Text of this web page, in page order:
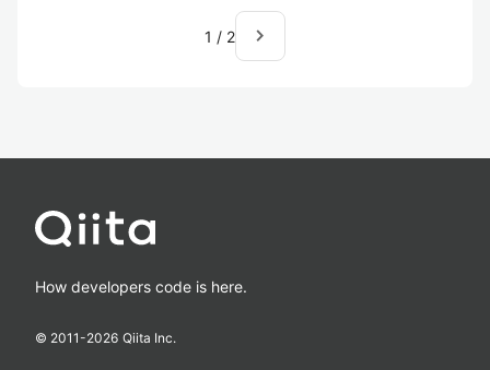
1 / 2 navigate_next
How developers code is here.
© 2011-2026 Qiita Inc.